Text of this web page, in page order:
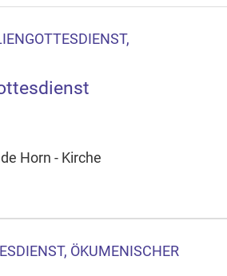
Aktivieren von
profilbasierter Werbung.
Horn - Kirche
ÖKUMENISCHER